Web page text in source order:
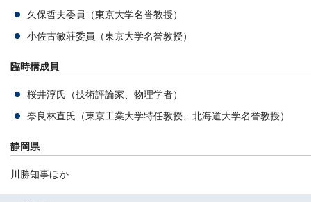
久保哲夫委員（東京大学名誉教授）
小佐古敏荘委員（東京大学名誉教授）
臨時構成員
桜井淳氏（技術評論家、物理学者）
奈良林直氏（東京工業大学特任教授、北海道大学名誉教授）
静岡県
川勝知事ほか